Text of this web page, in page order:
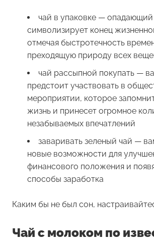
чай в упаковке —
символизирует конец
отмечая быстротечность
преходящую природу всех
чай рассыпной покупать —
предстоит участвовать в
мероприятии, которое
жизнь и принесет огромное
незабываемых впечатлений
заваривать зеленый чай —
новые возможности для
финансового положения и
способы заработка
Каким бы не был сон,
Чай с молоком по